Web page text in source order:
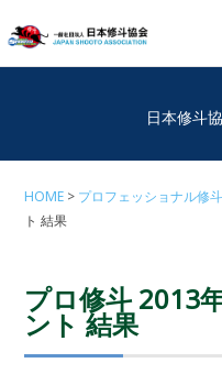
日本修斗
HOME プロフェッショナル修斗
ト 結果
プロ修斗 2013
ント 結果